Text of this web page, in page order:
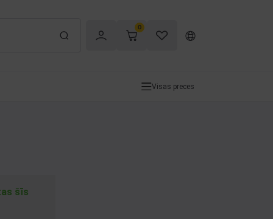
0
Visas preces
šīs